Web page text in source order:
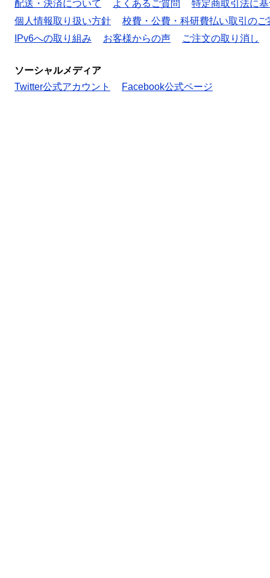
配送・決済について よくあるご質問
特定商取引法に
個人情報取り扱い方針
校費・公費・科研費払い取引のご
IPv6への取り組み
お客様からの声 ご注文の取り消し
ソーシャルメディア
Twitter公式アカウント
Facebook公式ページ